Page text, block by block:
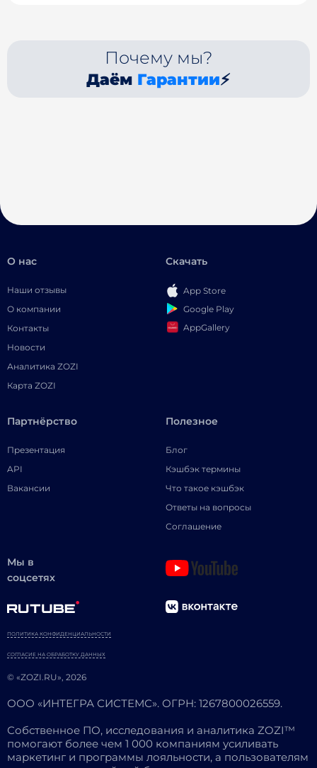
Почему мы?
Даём Гарантии⚡
О нас
Наши отзывы
О компании
Контакты
Новости
Аналитика ZOZI
Карта ZOZI
Скачать
App Store
Google Play
AppGallery
Партнёрство
Презентация
API
Вакансии
Полезное
Блог
Кэшбэк термины
Что такое кэшбэк
Ответы на вопросы
Соглашение
Мы в
соцсетях
© «ZOZI.RU», 2026
ПОЛИТИКА КОНФИДЕНЦИАЛЬНОСТИ
СОГЛАСИЕ НА ОБРАБОТКУ ДАННЫХ
ООО «ИНТЕГРА СИСТЕМС». ОГРН: 1267800026559.
Собственное ПО, исследования и аналитика ZOZI™
помогают более чем 1 000 компаниям усиливать
маркетинг и программы лояльности, а пользователям